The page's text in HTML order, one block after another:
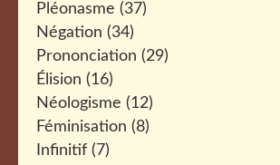
Pléonasme (37)
Négation (34)
Prononciation (29)
Élision (16)
Néologisme (12)
Féminisation (8)
Infinitif (7)